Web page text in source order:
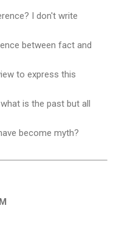
I don't write
between fact and
to express this
is the past but all
become myth?